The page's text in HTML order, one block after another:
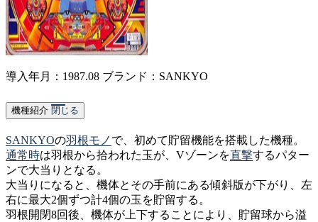
導入年月：1987.08 ブランド：SANKYO
機種紹介 閉じる
SANKYOの羽根モノ で、初めて貯留機能を搭載した機種。
通常時は羽根から拾われた玉が、Vゾーンを直撃するパター
ンで大当りとなる。
大当りになると、機体とその手前にある傾斜版が下がり、左
右に最大2個ずつ計4個の玉を貯留する。
羽根開閉8回後、機体が上下することにより、貯留球から溢